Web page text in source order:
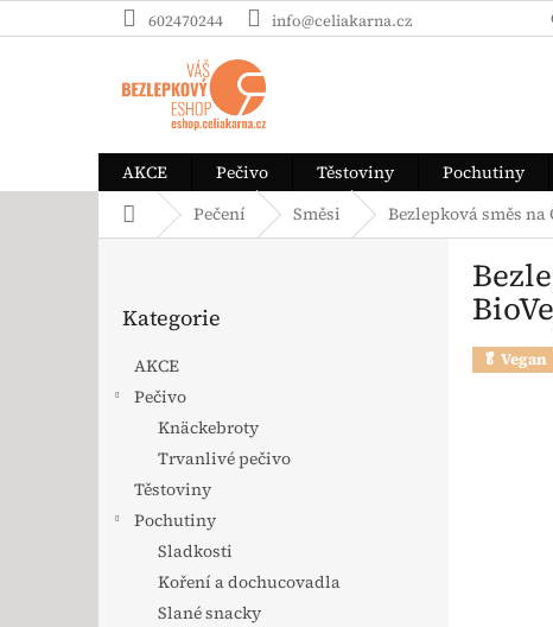
602470244 info@celiakarna.cz
AKCE Pečivo Těstoviny Pochutiny
Domů Pečení Směsi Bezlepková směs na
Kategorie
AKCE
Pečivo
Knäckebroty
Trvanlivé pečivo
Těstoviny
Pochutiny
Sladkosti
Koření a dochucovadla
Slané snacky
🥬 Vegan